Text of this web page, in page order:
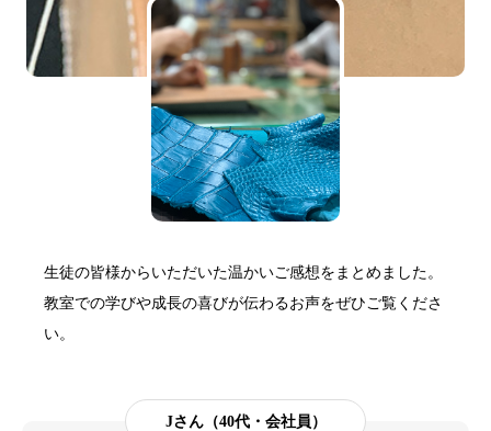
生徒の皆様からいただいた温かいご感想をまとめました。
教室での学びや成長の喜びが伝わるお声をぜひご覧くださ
い。
Jさん（40代・会社員）